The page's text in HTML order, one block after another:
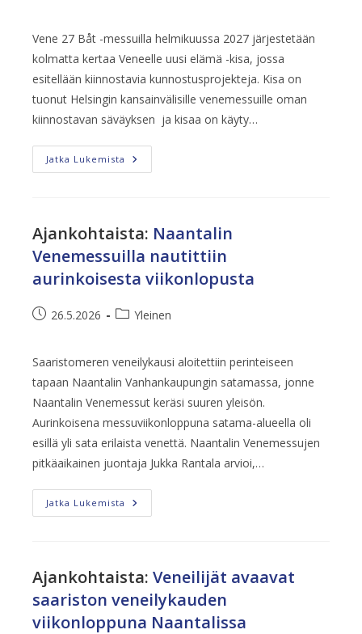
Vene 27 Båt -messuilla helmikuussa 2027 järjestetään
kolmatta kertaa Veneelle uusi elämä -kisa, jossa
esitellään kiinnostavia kunnostusprojekteja. Kisa on
tuonut Helsingin kansainvälisille venemessuille oman
kiinnostavan säväyksen ja kisaa on käyty…
Jatka Lukemista Kolmanteen
Veneelle
Etsitään
Kunnostusprojekteja
Ajankohtaista: Naantalin
Venemessuilla nautittiin
aurinkoisesta viikonlopusta
Artikkeli26.5.2026
Artikkelin
Yleinen
Saaristomeren veneilykausi aloitettiin perinteiseen
tapaan Naantalin Vanhankaupungin satamassa, jonne
Naantalin Venemessut keräsi suuren yleisön.
Aurinkoisena messuviikonloppuna satama-alueella oli
esillä yli sata erilaista venettä. Naantalin Venemessujen
pitkäaikainen juontaja Jukka Rantala arvioi,…
Jatka Lukemista Naantalin
Venemessuilla
Ajankohtaista: Veneilijät avaavat
saariston veneilykauden
viikonloppuna Naantalissa